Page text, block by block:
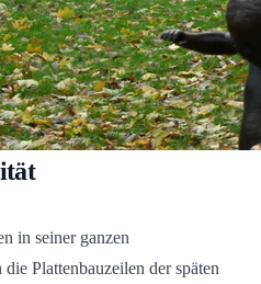
in seiner ganzen
Plattenbauzeilen der späten